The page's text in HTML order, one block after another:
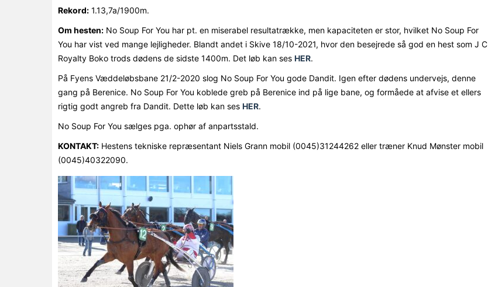
Rekord:1.13,7a/1900m.
Om hesten:No Soup For You har pt. en miserabel resultatrække, men kapaciteten er stor, hvilket No Soup For
You har vist ved mange lejligheder. Blandt andet i Skive 18/10-2021, hvor den besejrede så god en hest som J C
Royalty Boko trods dødens de sidste 1400m. Det løb kan ses HER.
På Fyens Væddeløbsbane 21/2-2020 slog No Soup For You gode Dandit. Igen efter dødens undervejs, denne
gang på Berenice. No Soup For You koblede greb på Berenice ind på lige bane, og formåede at afvise et ellers
rigtig godt angreb fra Dandit. Dette løb kan ses HER.
No Soup For You sælges pga. ophør af anpartsstald.
KONTAKT:Hestens tekniske repræsentant Niels Grann mobil (0045)31244262 eller træner Knud Mønster mobil
(0045)40322090.